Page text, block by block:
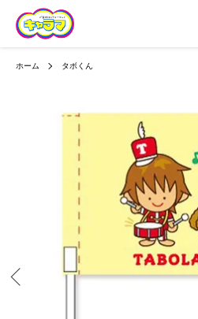
ホーム タボくん